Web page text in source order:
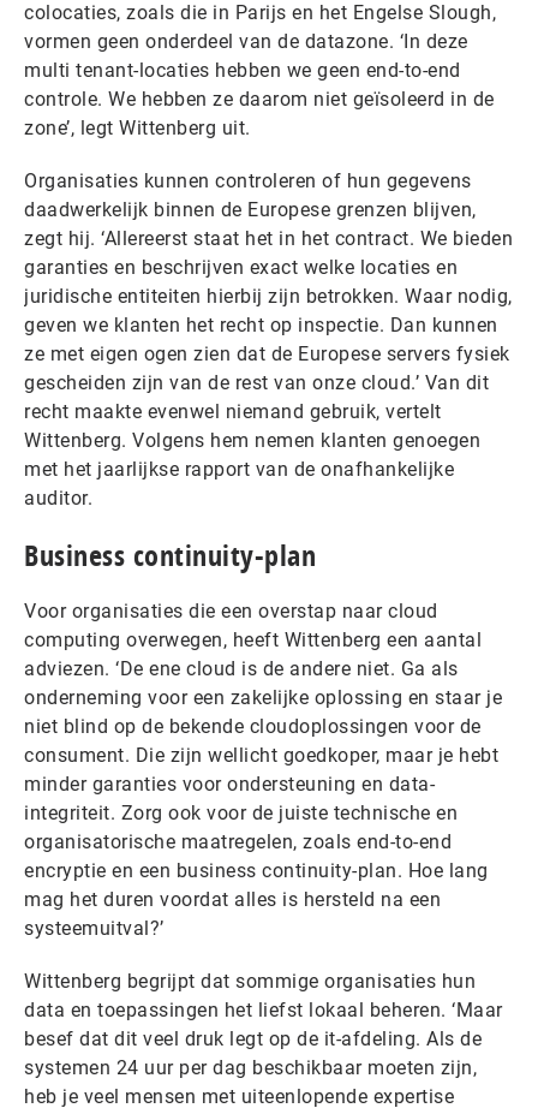
colocaties, zoals die in Parijs en het Engelse Slough,
vormen geen onderdeel van de datazone. ‘In deze
multi tenant-locaties hebben we geen end-to-end
controle. We hebben ze daarom niet geïsoleerd in de
zone’, legt Wittenberg uit.
Organisaties kunnen controleren of hun gegevens
daadwerkelijk binnen de Europese grenzen blijven,
zegt hij. ‘Allereerst staat het in het contract. We bieden
garanties en beschrijven exact welke locaties en
juridische entiteiten hierbij zijn betrokken. Waar nodig,
geven we klanten het recht op inspectie. Dan kunnen
ze met eigen ogen zien dat de Europese servers fysiek
gescheiden zijn van de rest van onze cloud.’ Van dit
recht maakte evenwel niemand gebruik, vertelt
Wittenberg. Volgens hem nemen klanten genoegen
met het jaarlijkse rapport van de onafhankelijke
auditor.
Business continuity-plan
Voor organisaties die een overstap naar cloud
computing overwegen, heeft Wittenberg een aantal
adviezen. ‘De ene cloud is de andere niet. Ga als
onderneming voor een zakelijke oplossing en staar je
niet blind op de bekende cloudoplossingen voor de
consument. Die zijn wellicht goedkoper, maar je hebt
minder garanties voor ondersteuning en data-
integriteit. Zorg ook voor de juiste technische en
organisatorische maatregelen, zoals end-to-end
encryptie en een business continuity-plan. Hoe lang
mag het duren voordat alles is hersteld na een
systeemuitval?’
Wittenberg begrijpt dat sommige organisaties hun
data en toepassingen het liefst lokaal beheren. ‘Maar
besef dat dit veel druk legt op de it-afdeling. Als de
systemen 24 uur per dag beschikbaar moeten zijn,
heb je veel mensen met uiteenlopende expertise